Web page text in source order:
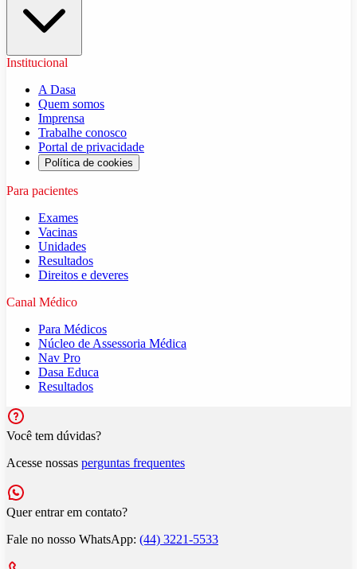
Institucional
A Dasa
Quem somos
Imprensa
Trabalhe conosco
Portal de privacidade
Política de cookies
Para pacientes
Exames
Vacinas
Unidades
Resultados
Direitos e deveres
Canal Médico
Para Médicos
Núcleo de Assessoria Médica
Nav Pro
Dasa Educa
Resultados
Você tem dúvidas?
Acesse nossas perguntas frequentes
Quer entrar em contato?
Fale no nosso WhatsApp: (44) 3221-5533